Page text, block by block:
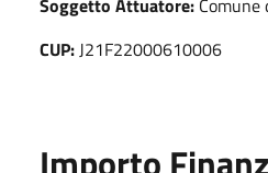
CUP: J21F22000610006